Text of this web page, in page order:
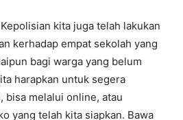
kita juga telah lakukan
kerhadap empat sekolah yang
bagi warga yang belum
harapkan untuk segera
bisa melalui online, atau
yang telah kita siapkan. Bawa